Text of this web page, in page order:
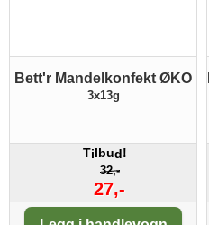
Bett'r Mandelkonfekt ØKO
3x13g
Tilbud!
32,-
27,-